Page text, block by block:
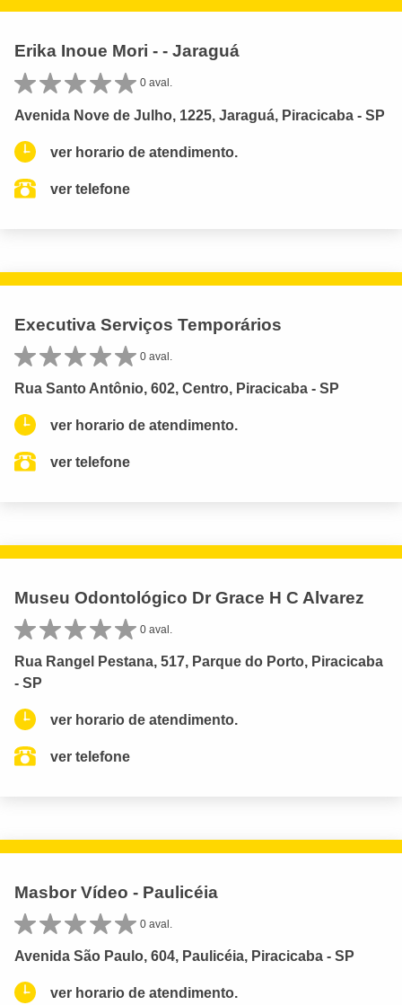
Erika Inoue Mori - - Jaraguá
0 aval.
Avenida Nove de Julho, 1225, Jaraguá, Piracicaba - SP
ver horario de atendimento.
ver telefone
Executiva Serviços Temporários
0 aval.
Rua Santo Antônio, 602, Centro, Piracicaba - SP
ver horario de atendimento.
ver telefone
Museu Odontológico Dr Grace H C Alvarez
0 aval.
Rua Rangel Pestana, 517, Parque do Porto, Piracicaba
- SP
ver horario de atendimento.
ver telefone
Masbor Vídeo - Paulicéia
0 aval.
Avenida São Paulo, 604, Paulicéia, Piracicaba - SP
ver horario de atendimento.